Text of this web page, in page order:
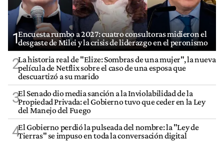
1Encuesta rumbo a 2027: cuatro consultoras midieron el
desgaste de Milei y la crisis de liderazgo en el peronismo
2La historia real de "Elize: Sombras de una mujer", la nueva
película de Netflix sobre el caso de una esposa que
descuartizó a su marido
3El Senado dio media sanción a la Inviolabilidad de la
Propiedad Privada: el Gobierno tuvo que ceder en la Ley
del Manejo del Fuego
4El Gobierno perdió la pulseada del nombre: la "Ley de
Tierras" se impuso en toda la conversación digital